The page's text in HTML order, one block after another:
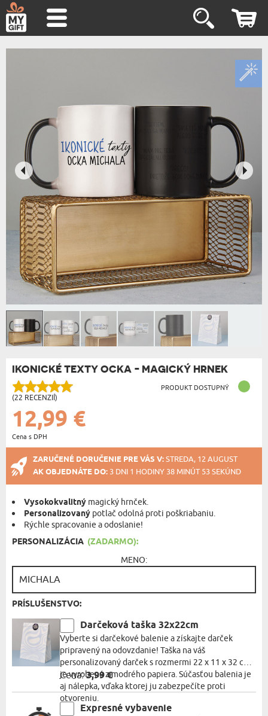
IKONICKÉ TEXTY OCKA - MAGICKÝ HRNEK
(22 RECENZIÍ)
PRODUKT DOSTUPNÝ
12,99 €
Cena s DPH
ZARUČENÉ DORUČENIE PRE VÁS V:STREDA, 12 AUGUST
AK OBJEDNÁTE DO: 3 DNI 1 HODINY 38 MINÚT 53 SEKÚND
Vysokokvalitný magický hrnček.
Personalizovaný potlač odolná proti poškriabaniu.
Rýchle spracovanie a odoslanie!
PERSONALIZÁCIA (ZADARMO):
MENO:
PRÍSLUŠENSTVO:
Darčeková taška 32x22cm
Vyberte si darčekové balenie a získajte darček
pripravený na odovzdanie! Taška na váš
personalizovaný darček s rozmermi 22 x 11 x 32 cm
je vyrobená z modrého papiera. Súčasťou balenia je
aj nálepka, vďaka ktorej ju zabezpečíte proti
otvoreniu.
Cena:3,99 €
Expresné vybavenie